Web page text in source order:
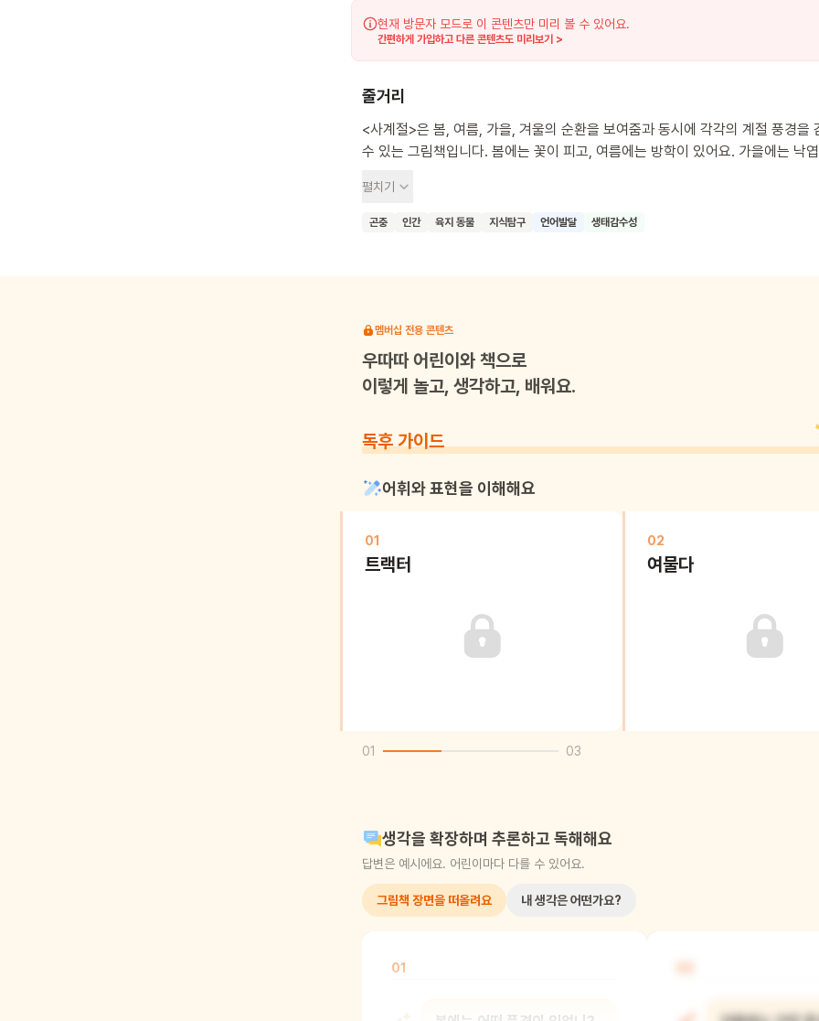
현재 방문자 모드로 이 콘텐츠만 미리 볼 수 있어요.
간편하게 가입하고 다른 콘텐츠도 미리보기 >
줄거리
<사계절>은 봄, 여름, 가을, 겨울의 순환을 보여줌과 동시에 각각의 계절 풍경을
수 있는 그림책입니다. 봄에는 꽃이 피고, 여름에는 방학이 있어요. 가을에는 낙
속에 또 어떤 풍경들이 있을까요? 이 책은 적은 글밥과 함께 계절의 특징이 드러
삽화를 페이지 전체에 배치함으로써 제목처럼 사계절을 탐구하고 관찰해 볼 수
펼치기
곤충 인간 육지 동물 지식탐구 언어발달 생태감수성
멤버십 전용 콘텐츠
우따따어린이와 책으로
이렇게 놀고, 생각하고, 배워요.
독후 가이드
어휘와 표현을 이해해요
01
트랙터
02
여물다
01 03
생각을 확장하며 추론하고 독해해요
답변은 예시에요. 어린이마다 다를 수 있어요.
그림책 장면을 떠올려요 내 생각은 어떤가요?
01